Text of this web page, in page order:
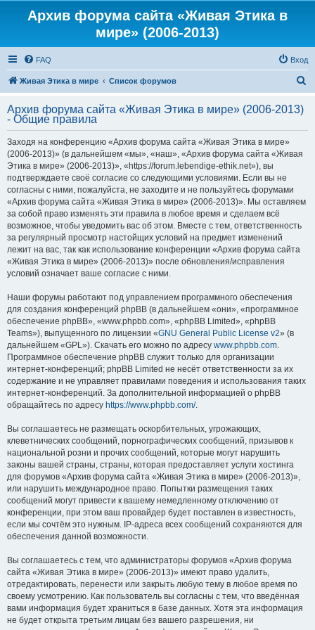
Архив форума сайта «Живая Этика в
мире» (2006-2013)
FAQ Вход
Живая Этика в мире Список форумов
с
Архив форума сайта «Живая Этика в мире» (2006-2013)
- Общие правила
Заходя на конференцию «Архив форума сайта «Живая Этика в мире»
(2006-2013)» (в дальнейшем «мы», «наш», «Архив форума сайта «Живая
Этика в мире» (2006-2013)», «https://forum.lebendige-ethik.net»), вы
подтверждаете своё согласие со следующими условиями. Если вы не
согласны с ними, пожалуйста, не заходите и не пользуйтесь форумами
«Архив форума сайта «Живая Этика в мире» (2006-2013)». Мы оставляем
за собой право изменять эти правила в любое время и сделаем всё
возможное, чтобы уведомить вас об этом. Вместе с тем, ответственность
за регулярный просмотр настойщих условий на предмет изменений
лежит на вас, так как использование конференции «Архив форума сайта
«Живая Этика в мире» (2006-2013)» после обновления/исправления
условий означает ваше согласие с ними.
Наши форумы работают под управлением программного обеспечения
для создания конференций phpBB (в дальнейшем «они», «программное
обеспечение phpBB», «www.phpbb.com», «phpBB Limited», «phpBB
Teams»), выпущенного по лицензии «GNU General Public License v2» (в
дальнейшем «GPL»). Скачать его можно по адресу www.phpbb.com.
Программное обеспечение phpBB служит только для организации
интернет-конференций; phpBB Limited не несёт ответственности за их
содержание и не управляет правилами поведения и использования таких
интернет-конференций. За дополнительной информацией о phpBB
обращайтесь по адресу https://www.phpbb.com/.
Вы соглашаетесь не размещать оскорбительных, угрожающих,
клеветнических сообщений, порнографических сообщений, призывов к
национальной розни и прочих сообщений, которые могут нарушить
законы вашей страны, страны, которая предоставляет услуги хостинга
для форумов «Архив форума сайта «Живая Этика в мире» (2006-2013)»,
или нарушить международное право. Попытки размещения таких
сообщений могут привести к вашему немедленному отключению от
конференции, при этом ваш провайдер будет поставлен в известность,
если мы сочтём это нужным. IP-адреса всех сообщений сохраняются для
обеспечения данной возможности.
Вы соглашаетесь с тем, что администраторы форумов «Архив форума
сайта «Живая Этика в мире» (2006-2013)» имеют право удалить,
отредактировать, перенести или закрыть любую тему в любое время по
своему усмотрению. Как пользователь вы согласны с тем, что введённая
вами информация будет храниться в базе данных. Хотя эта информация
не будет открыта третьим лицам без вашего разрешения, ни